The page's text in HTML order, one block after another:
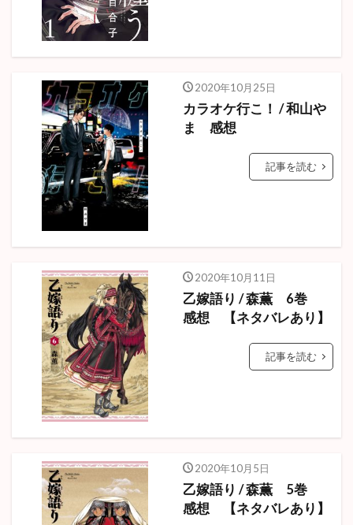
2020年10月25日
カラオケ行こ！ / 和山や
ま 感想
記事を読む
2020年10月11日
乙嫁語り / 森薫 6巻
感想 【ネタバレあり】
記事を読む
2020年10月5日
乙嫁語り / 森薫 5巻
感想 【ネタバレあり】